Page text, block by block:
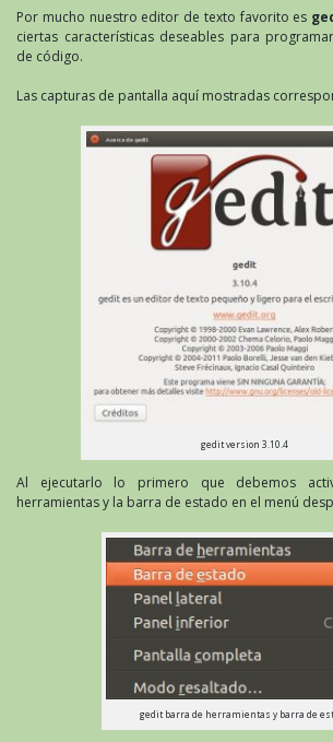
Por mucho nuestro editor de texto favorito es
ciertas características deseables para
de código.
Las capturas de pantalla aquí mostradas
gedit version 3.10.4
Al ejecutarlo lo primero que debemos
herramientas y la barra de estado en el menú
gedit barra de herramientas y barra de